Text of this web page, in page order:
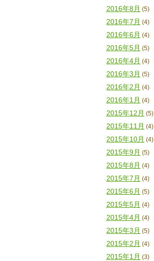
2016年8月 (5)
2016年7月 (4)
2016年6月 (4)
2016年5月 (5)
2016年4月 (4)
2016年3月 (5)
2016年2月 (4)
2016年1月 (4)
2015年12月 (5)
2015年11月 (4)
2015年10月 (4)
2015年9月 (5)
2015年8月 (4)
2015年7月 (4)
2015年6月 (5)
2015年5月 (4)
2015年4月 (4)
2015年3月 (5)
2015年2月 (4)
2015年1月 (3)